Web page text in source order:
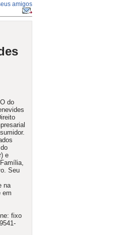
amigos
do
e
Seu
na
em
fixo